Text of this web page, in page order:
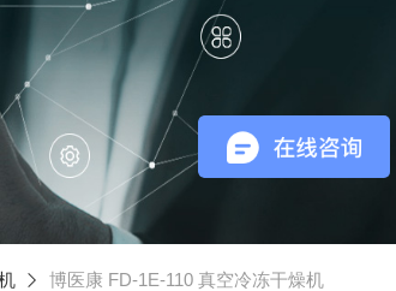
博医康 FD-1E-110 真空冷冻干燥机